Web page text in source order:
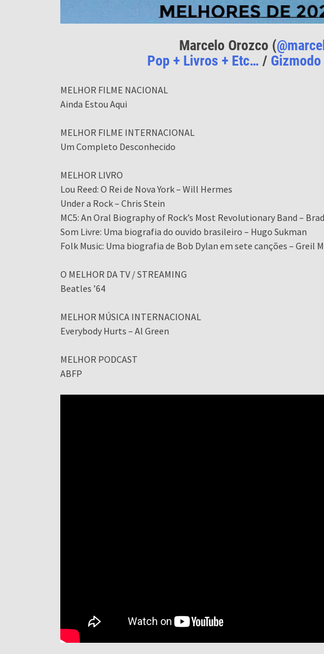
Marcelo Orozco (
Pop + Livros + Etc… / Gizmodo
MELHOR FILME NACIONAL
Ainda Estou Aqui
MELHOR FILME INTERNACIONAL
Um Completo Desconhecido
MELHOR LIVRO
Lou Reed: O Rei de Nova York – Will Hermes
Under a Rock – Chris Stein
MC5: An Oral Biography of Rock’s Most Revolutionary Band –
Som Livre: Uma biografia do ouvido brasileiro – Hugo Sukman
Folk Music: Uma biografia de Bob Dylan em sete canções – Greil
O MELHOR DA TV / STREAMING
Beatles ’64
MELHOR MÚSICA INTERNACIONAL
Everybody Hurts – Al Green
MELHOR PODCAST
ABFP